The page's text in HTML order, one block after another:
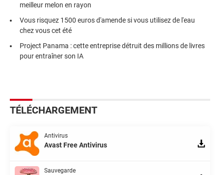
meilleur melon en rayon
Vous risquez 1500 euros d'amende si vous utilisez de l'eau
chez vous cet été
Project Panama : cette entreprise détruit des millions de livres
pour entraîner son IA
TÉLÉCHARGEMENT
Antivirus
Avast Free Antivirus
Sauvegarde